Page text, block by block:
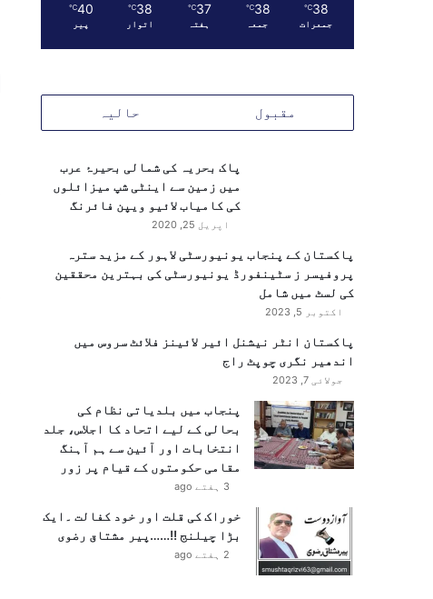
38
℃
جمعرات
38
℃
جمعہ
37
℃
ہفتہ
38
℃
اتوار
40
℃
پیر
مقبول حالیہ
پاک بحریہ کی شمالی بحیرۂ عرب
میں زمین سے اینٹی شپ میزائلوں
کی کامیاب لائیو ویپن فائرنگ
اپریل 25, 2020
پاکستان کے پنجاب یونیورسٹی لاہور کے مزید سترہ
پروفیسر ز سٹینفورڈ یونیورسٹی کی بہترین محققین
کی لسٹ میں شامل
اکتوبر 5, 2023
پاکستان انٹر نیشنل ائیر لائینز فلائٹ سروس میں
اندھیر نگری چوپٹ راج
جولائی 7, 2023
پنجاب میں بلدیاتی نظام کی
بحالی کے لیے اتحاد کا اجلاس، جلد
انتخابات اور آئین سے ہم آہنگ
مقامی حکومتوں کے قیام پر زور
3 ہفتے ago
خوراک کی قلت اور خود کفالت ۔ایک
بڑا چیلنج !!……پیر مشتاق رضوی
2 ہفتے ago